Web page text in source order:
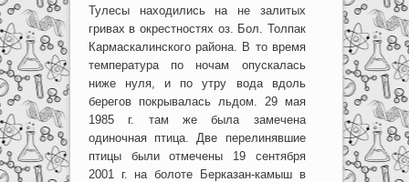
Тулесы находились на не залитых
гривах в окрестностях оз. Бол. Толпак
Кармаскалинского района. В то время
температура по ночам опускалась
ниже нуля, и по утру вода вдоль
берегов покрывалась льдом. 29 мая
1985 г. там же была замечена
одиночная птица. Две перелинявшие
птицы были отмечены 19 сентября
2001 г. на болоте Берказан-камыш в